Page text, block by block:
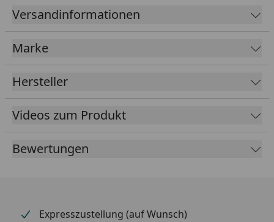
Maße
Breite x Höhe x Tiefe in
mm
445 / 520 / 595 x 70 x
Anwendungsbereich:
mit vertikalen Heizkörpern kompatibel!
Versandinformationen
Marke
Hersteller
Videos zum Produkt
Bewertungen
Expresszustellung (auf Wunsch)